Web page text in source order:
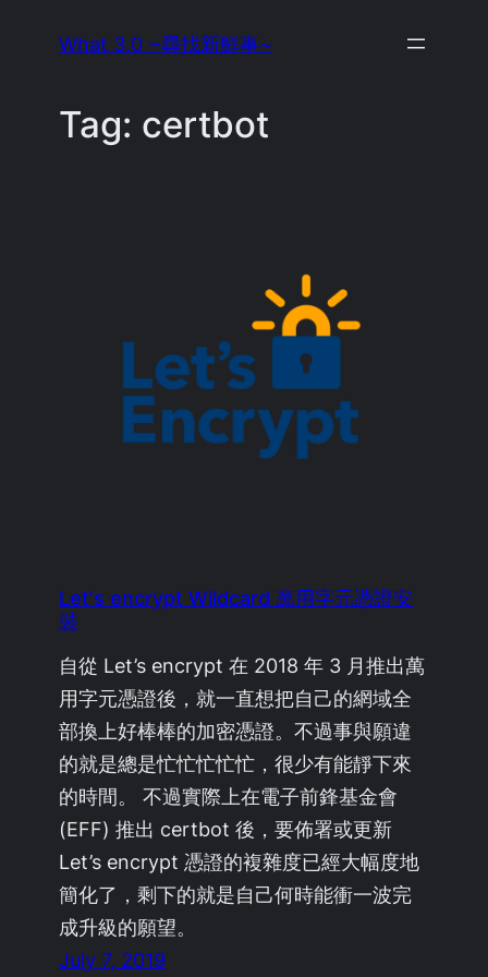
What 3.0 ~尋找新鮮事~
Tag: certbot
Let's encrypt Wildcard 萬用字元憑證安
裝
自從 Let’s encrypt 在 2018 年 3 月推出萬
用字元憑證後，就一直想把自己的網域全
部換上好棒棒的加密憑證。不過事與願違
的就是總是忙忙忙忙忙，很少有能靜下來
的時間。 不過實際上在電子前鋒基金會
(EFF) 推出 certbot 後，要佈署或更新
Let’s encrypt 憑證的複雜度已經大幅度地
簡化了，剩下的就是自己何時能衝一波完
成升級的願望。
July 7, 2019